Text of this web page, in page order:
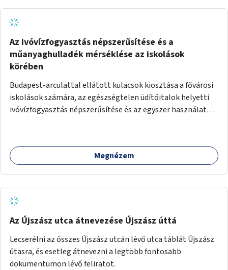
Az ivóvízfogyasztás népszerűsítése és a
műanyaghulladék mérséklése az iskolások
körében
Budapest-arculattal ellátott kulacsok kiosztása a fővárosi
iskolások számára, az egészségtelen üdítőitalok helyetti
ivóvízfogyasztás népszerűsítése és az egyszer használatos
Megnézem
Az Újszász utca átnevezése Újszász úttá
Lecserélni az ősszes Újszász utcán lévő utca táblát Újszász
útasra, és esetleg átnevezni a legtöbb fontosabb
dokumentumon lévő feliratot.